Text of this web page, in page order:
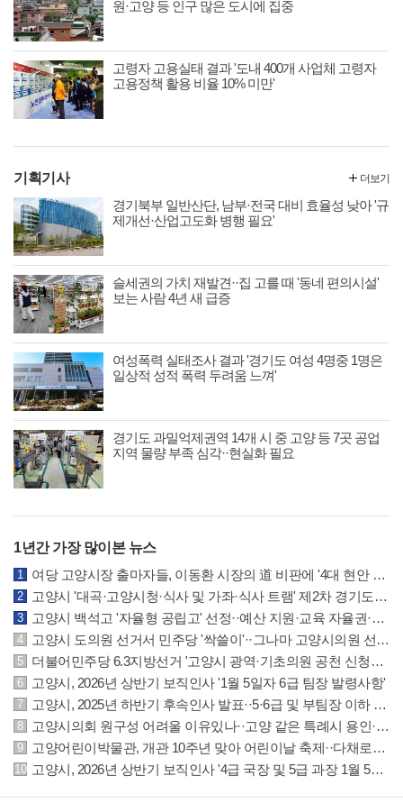
원·고양 등 인구 많은 도시에 집중
고령자 고용실태 결과 '도내 400개 사업체 고령자
고용정책 활용 비율 10% 미만'
기획기사
경기북부 일반산단, 남부·전국 대비 효율성 낮아 '규
제개선·산업고도화 병행 필요'
슬세권의 가치 재발견··집 고를 때 '동네 편의시설'
보는 사람 4년 새 급증
여성폭력 실태조사 결과 '경기도 여성 4명중 1명은
일상적 성적 폭력 두려움 느껴'
경기도 과밀억제권역 14개 시 중 고양 등 7곳 공업
지역 물량 부족 심각··현실화 필요
더보기
1년간 가장 많이본 뉴스
여당 고양시장 출마자들, 이동환 시장의 道 비판에 '4대 현안 실패는 본인 무능 결과'
고양시 '대곡·고양시청·식사 및 가좌·식사 트램' 제2차 경기도 도시철도망에 반영
고양시 백석고 '자율형 공립고' 선정··예산 지원·교육 자율권·지역협력 확대 등 특례
고양시 도의원 선거서 민주당 '싹쓸이'··그나마 고양시의원 선거는 국민의힘 선방
더불어민주당 6.3지방선거 '고양시 광역·기초의원 공천 신청자' 명단 공개
고양시, 2026년 상반기 보직인사 '1월 5일자 6급 팀장 발령사항'
고양시, 2025년 하반기 후속인사 발표··5·6급 및 부팀장 이하 인사발령 사항
고양시의회 원구성 어려울 이유있나··고양 같은 특례시 용인·수원시의회 참조하길
고양어린이박물관, 개관 10주년 맞아 어린이날 축제··다채로운 체험·공연·마켓 운영
고양시, 2026년 상반기 보직인사 '4급 국장 및 5급 과장 1월 5일자 발령사항'